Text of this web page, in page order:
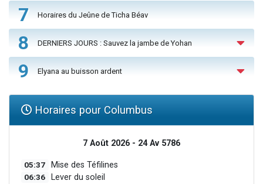
7 Horaires du Jeûne de Ticha Béav
8 DERNIERS JOURS : Sauvez la jambe de Yohan
9 Elyana au buisson ardent
Horaires pour Columbus
7 Août 2026 - 24 Av 5786
05:37 Mise des Téfilines
06:36 Lever du soleil